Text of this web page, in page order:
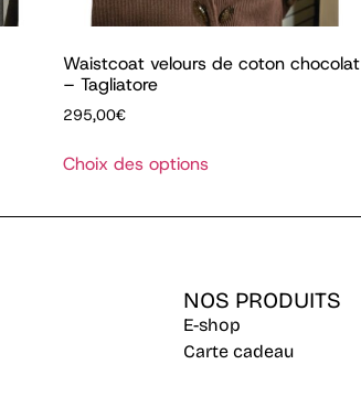
Waistcoat velours de coton chocolat
– Tagliatore
295,00€
Choix des options
NOS PRODUITS
E-shop
Carte cadeau